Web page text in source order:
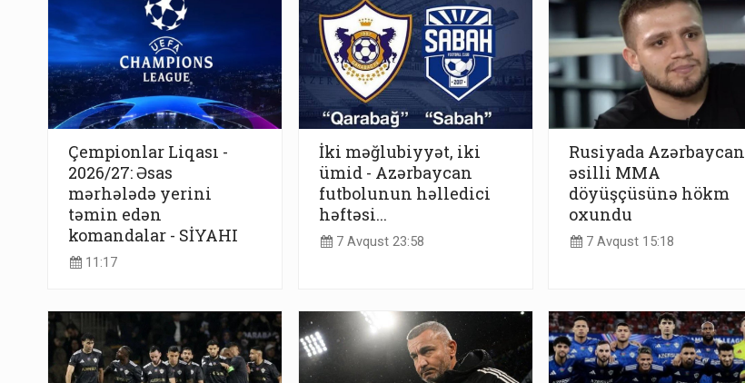
Çempionlar Liqası -
2026/27: Əsas
mərhələdə yerini
təmin edən
komandalar - SİYAHI
11:17
İki məğlubiyyət, iki
ümid - Azərbaycan
futbolunun həlledici
həftəsi...
7 Avqust 23:58
Rusiyada Azərbaycan
əsilli MMA
döyüşçüsünə hökm
oxundu
7 Avqust 15:18